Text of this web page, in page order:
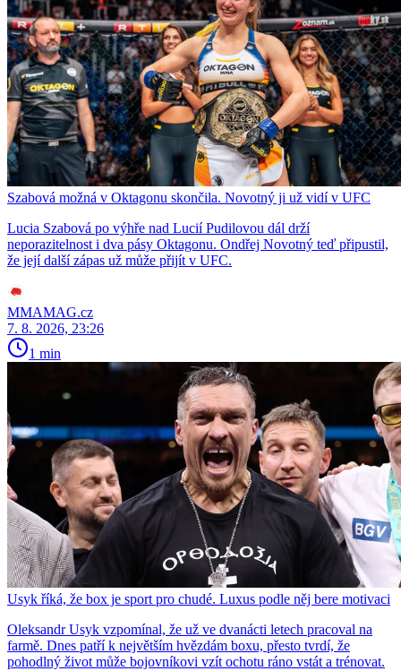
Szabová možná v Oktagonu skončila. Novotný ji už vidí v UFC
Lucia Szabová po výhře nad Lucií Pudilovou dál drží
neporazitelnost i dva pásy Oktagonu. Ondřej Novotný teď připustil,
že její další zápas už může přijít v UFC.
MMAMAG.cz
7. 8. 2026, 23:26
1 min
Usyk říká, že box je sport pro chudé. Luxus podle něj bere motivaci
Oleksandr Usyk vzpomínal, že už ve dvanácti letech pracoval na
farmě. Dnes patří k největším hvězdám boxu, přesto tvrdí, že
pohodlný život může bojovníkovi vzít ochotu ráno vstát a trénovat.